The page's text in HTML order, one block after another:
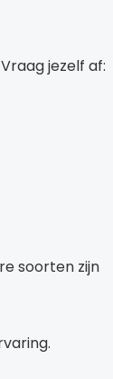
jezelf af:
soorten zijn